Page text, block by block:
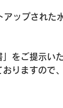
ップされた
をご提示い
りますので